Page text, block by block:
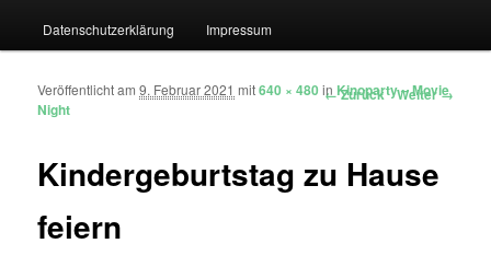
Datenschutzerklärung Impressum
Bilder-Navigation ← Zurück Weiter →
Kindergeburtstag zu Hause
feiern
Veröffentlicht am9. Februar 2021 mit640 × 480in Kinoparty – Movie
Night